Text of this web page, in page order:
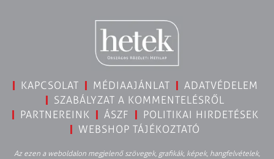
KAPCSOLAT MÉDIAAJÁNLAT
ADATVÉDELEM
SZABÁLYZAT A KOMMENTELÉSRŐL
PARTNEREINK
ÁSZF
POLITIKAI HIRDETÉSEK
WEBSHOP TÁJÉKOZTATÓ
Az ezen a weboldalon megjelenő szövegek, grafikák, képek, hangfelvételek,